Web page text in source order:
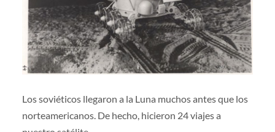
Los soviéticos llegaron a la Luna muchos antes que los
norteamericanos. De hecho, hicieron 24 viajes a